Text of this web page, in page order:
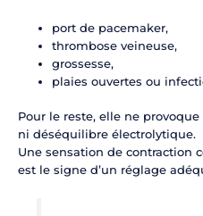
port de pacemaker,
thrombose veineuse,
grossesse,
plaies ouvertes ou
Pour le reste, elle ne
ni déséquilibre électrolytique.
Une sensation de contraction
est le signe d’un réglage